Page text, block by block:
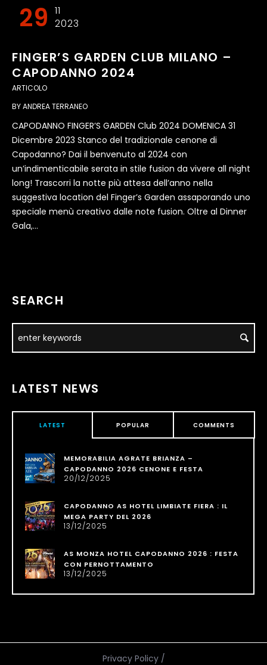
29 11
2023
FINGER’S GARDEN CLUB MILANO –
CAPODANNO 2024
ARTICOLO
BYANDREA TERRANEO
CAPODANNO FINGER’S GARDEN Club 2024 DOMENICA 31
Dicembre 2023 Stanco del tradizionale cenone di
Capodanno? Dai il benvenuto al 2024 con
un’indimenticabile serata in stile fusion da vivere all night
long! Trascorri la notte più attesa dell’anno nella
suggestiva location del Finger’s Garden assaporando uno
speciale menù creativo dalle note fusion. Oltre al Dinner
Gala,...
SEARCH
LATEST NEWS
LATEST POPULAR COMMENTS
MEMORABILIA AGRATE BRIANZA –
CAPODANNO 2026 CENONE E FESTA
20/12/2025
CAPODANNO AS HOTEL LIMBIATE FIERA : IL
MEGA PARTY DEL 2026
13/12/2025
AS MONZA HOTEL CAPODANNO 2026 : FESTA
CON PERNOTTAMENTO
13/12/2025
Privacy Policy/